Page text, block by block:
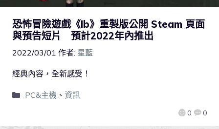
恐怖冒險遊戲《Ib》重製版公開 Steam 頁面
與預告短片 預計2022年內推出
2022/03/01 作者: 星藍
0 0
經典內容，全新感受！
PC&主機 、 資訊